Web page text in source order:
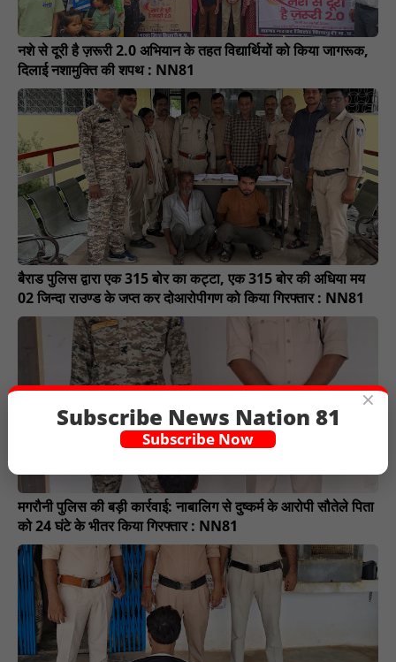
नशे से दूरी है ज़रूरी 2.0 अभियान के तहत विद्यार्थियों को किया जागरूक,
दिलाई नशामुक्ति की शपथ : NN81
बैराड पुलिस द्वारा एक 315 बोर का कट्टा, एक 315 बोर की अधिया मय
02 जिन्दा राउण्ड के जप्त कर दोआरोपीगण को किया गिरफ्तार : NN81
मगरौनी पुलिस की बड़ी कार्रवाई: नाबालिग से दुष्कर्म के आरोपी सौतेले पिता
को 24 घंटे के भीतर किया गिरफ्तार : NN81
×
Subscribe News Nation 81
Subscribe Now